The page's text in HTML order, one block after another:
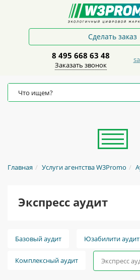
Сделать заказ
8 495 668 63 48
Заказать звонок
Главная Услуги агентства W3Promo
Экспресс аудит
Базовый аудит Юзабилити аудит
Комплексный аудит Экспресс